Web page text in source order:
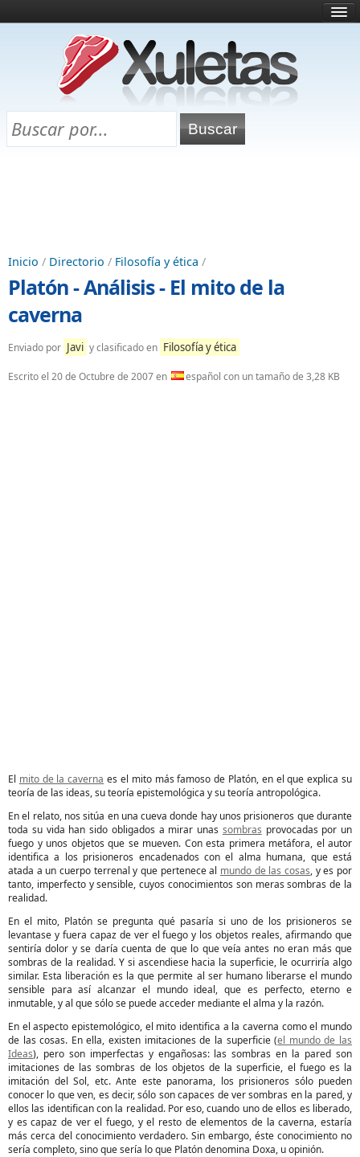
¿Qué es esto?
Directorio
Chuletas para exámenes
Inicio / Directorio / Filosofía y ética /
Platón - Análisis - El mito de la
caverna
Enviado por Javi y clasificado en Filosofía y ética
Escrito el 20 de Octubre de 2007en español con un tamaño de 3,28 KB
El mito de la caverna es el mito más famoso de Platón, en el que explica su
teoría de las ideas, su teoría epistemológica y su teoría antropológica.
En el relato, nos sitúa en una cueva donde hay unos prisioneros que durante
toda su vida han sido obligados a mirar unas sombras provocadas por un
fuego y unos objetos que se mueven. Con esta primera metáfora, el autor
identifica a los prisioneros encadenados con el alma humana, que está
atada a un cuerpo terrenal y que pertenece al mundo de las cosas, y es por
tanto, imperfecto y sensible, cuyos conocimientos son meras sombras de la
realidad.
En el mito, Platón se pregunta qué pasaría si uno de los prisioneros se
levantase y fuera capaz de ver el fuego y los objetos reales, afirmando que
sentiría dolor y se daría cuenta de que lo que veía antes no eran más que
sombras de la realidad. Y si ascendiese hacia la superficie, le ocurriría algo
similar. Esta liberación es la que permite al ser humano liberarse el mundo
sensible para así alcanzar el mundo ideal, que es perfecto, eterno e
inmutable, y al que sólo se puede acceder mediante el alma y la razón.
En el aspecto epistemológico, el mito identifica a la caverna como el mundo
de las cosas. En ella, existen imitaciones de la superficie (el mundo de las
Ideas), pero son imperfectas y engañosas: las sombras en la pared son
imitaciones de las sombras de los objetos de la superficie, el fuego es la
imitación del Sol, etc. Ante este panorama, los prisioneros sólo pueden
conocer lo que ven, es decir, sólo son capaces de ver sombras en la pared, y
ellos las identifican con la realidad. Por eso, cuando uno de ellos es liberado,
y es capaz de ver el fuego, y el resto de elementos de la caverna, estaría
más cerca del conocimiento verdadero. Sin embargo, éste conocimiento no
sería completo, sino que sería lo que Platón denomina Doxa, u opinión.